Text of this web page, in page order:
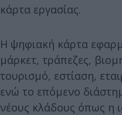
κάρτα εργασίας.
Η ψηφιακή κάρτα
μάρκετ, τράπεζες,
τουρισμό, εστίαση,
ενώ το επόμενο
νέους κλάδους όπως η